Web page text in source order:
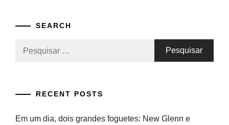
SEARCH
RECENT POSTS
Em um dia, dois grandes foguetes: New Glenn e